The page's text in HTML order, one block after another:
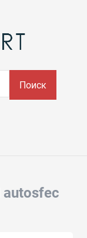
Поиск
autosfec